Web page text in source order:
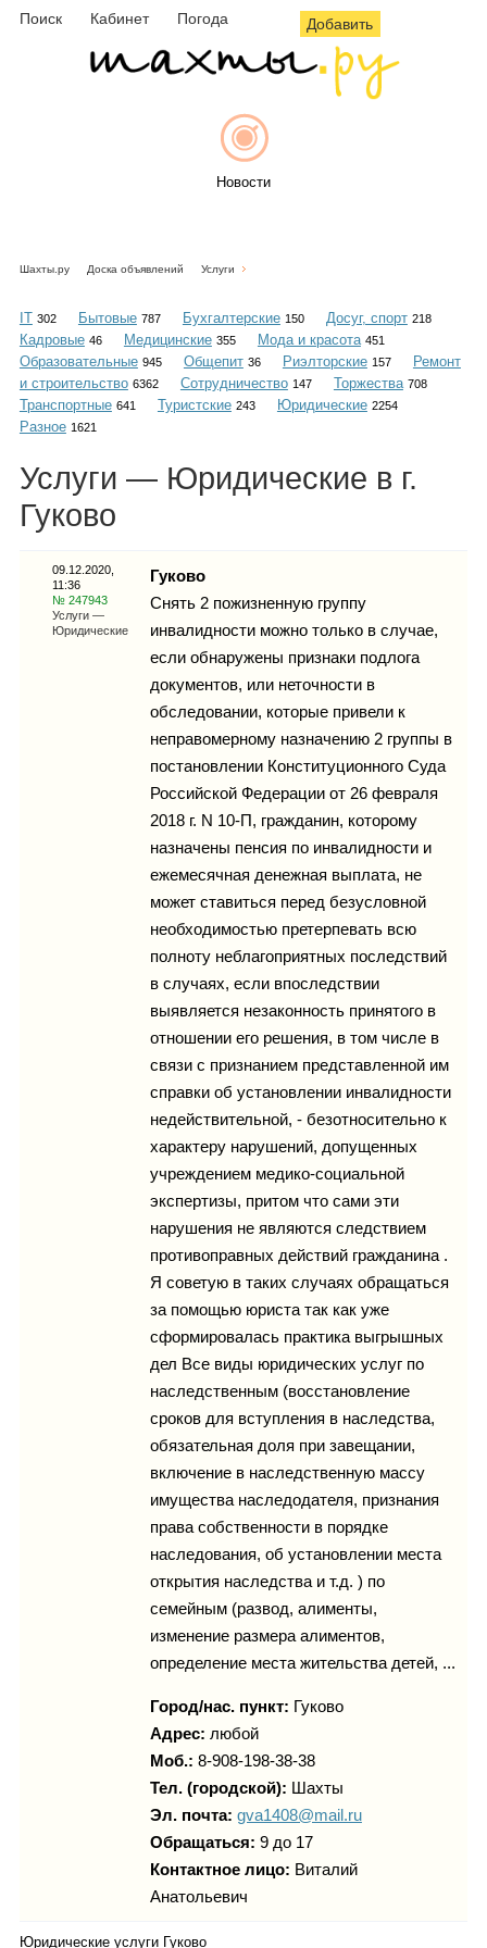
Поиск Кабинет Погода Добавить
Новости
Объявления
Каталог
Инфо
Карты
Фотогалерея
Шахты.ру Доска объявлений Услуги
IT 302 Бытовые 787 Бухгалтерские 150 Досуг, спорт 218
Кадровые 46 Медицинские 355 Мода и красота 451
Образовательные 945 Общепит 36 Риэлторские 157
Ремонт
и строительство 6362 Сотрудничество 147 Торжества 708
Транспортные 641 Туристские 243 Юридические 2254
Разное 1621
Услуги — Юридические в г.
Гуково
09.12.2020,
11:36
№ 247943
Услуги —
Юридические
Гуково
Снять 2 пожизненную группу
инвалидности можно только в случае,
если обнаружены признаки подлога
документов, или неточности в
обследовании, которые привели к
неправомерному назначению 2 группы в
постановлении Конституционного Суда
Российской Федерации от 26 февраля
2018 г. N 10-П, гражданин, которому
назначены пенсия по инвалидности и
ежемесячная денежная выплата, не
может ставиться перед безусловной
необходимостью претерпевать всю
полноту неблагоприятных последствий
в случаях, если впоследствии
выявляется незаконность принятого в
отношении его решения, в том числе в
связи с признанием представленной им
справки об установлении инвалидности
недействительной, - безотносительно к
характеру нарушений, допущенных
учреждением медико-социальной
экспертизы, притом что сами эти
нарушения не являются следствием
противоправных действий гражданина .
Я советую в таких случаях обращаться
за помощью юриста так как уже
сформировалась практика выгрышных
дел Все виды юридических услуг по
наследственным (восстановление
сроков для вступления в наследства,
обязательная доля при завещании,
включение в наследственную массу
имущества наследодателя, признания
права собственности в порядке
наследования, об установлении места
открытия наследства и т.д. ) по
семейным (развод, алименты,
изменение размера алиментов,
определение места жительства детей, ...
Город/нас. пункт: Гуково
Адрес: любой
Моб.: 8-908-198-38-38
Тел. (городской): Шахты
Эл. почта: gva1408@mail.ru
Обращаться: 9 до 17
Контактное лицо: Виталий
Анатольевич
Юридические услуги Гуково